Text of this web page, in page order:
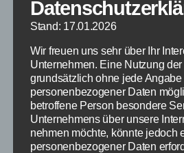
Stand: 17.01.2026
Wir freuen uns sehr über Ihr
Unternehmen. Eine Nutzung
grundsätzlich ohne jede Angabe
personenbezogener Daten
betroffene Person besondere
Unternehmens über unsere
nehmen möchte, könnte jedoch
personenbezogener Daten